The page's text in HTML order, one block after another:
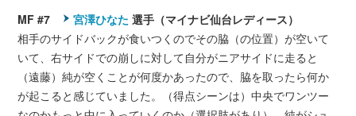
MF #7 宮澤ひなた 選手（マイナビ仙台レディース）
相手のサイドバックが食いつくのでその脇（の位置）が空いて
いて、右サイドでの崩しに対して自分がニアサイドに走ると
（遠藤）純が空くことが何度かあったので、脇を取ったら何か
が起こると感じていました。（得点シーンは）中央でワンツー